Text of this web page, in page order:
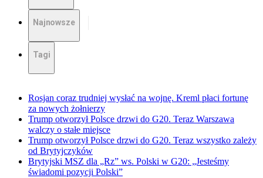
Najnowsze
Tagi
Rosjan coraz trudniej wysłać na wojnę. Kreml płaci fortunę
za nowych żołnierzy
Trump otworzył Polsce drzwi do G20. Teraz Warszawa
walczy o stałe miejsce
Trump otworzył Polsce drzwi do G20. Teraz wszystko zależy
od Brytyjczyków
Brytyjski MSZ dla „Rz” ws. Polski w G20: „Jesteśmy
świadomi pozycji Polski”